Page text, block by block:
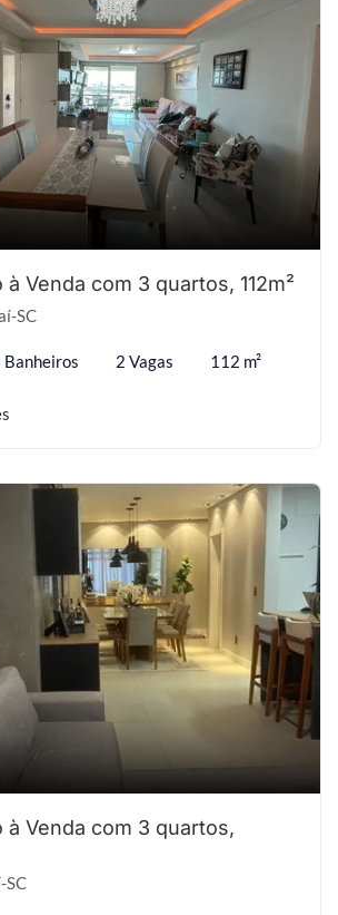
Venda com 3 quartos, 112m²
SC
Banheiros 2 Vagas 112 m²
à Venda com 3 quartos,
SC